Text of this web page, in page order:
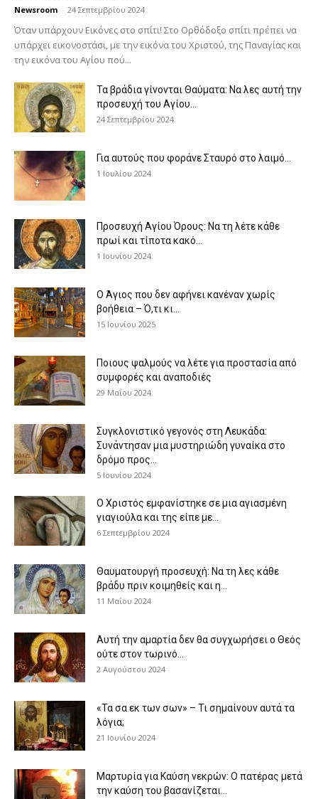
Newsroom - 24 Σεπτεμβρίου 2024
Όταν υπάρχουν Εικόνες στο σπίτι! Στο Ορθόδοξο σπίτι πρέπει να
υπάρχει εικονοστάσι, με την εικόνα του Χριστού, της Παν­αγίας και
την εικόνα του Αγίου πού...
Τα βράδια γίνονται Θαύματα: Να λες αυτή την
προσευχή του Αγίου...
24 Σεπτεμβρίου 2024
Για αυτούς που φοράνε Σταυρό στο λαιμό…
1 Ιουλίου 2024
Προσευχή Αγίου Όρους: Να τη λέτε κάθε
πρωί και τίποτα κακό...
1 Ιουνίου 2024
Ο Άγιος που δεν αφήνει κανέναν χωρίς
βοήθεια – Ό,τι κι...
15 Ιουνίου 2025
Ποιους ψαλμούς να λέτε για προστασία από
συμφορές και αναποδιές
29 Μαΐου 2024
Συγκλονιστικό γεγονός στη Λευκάδα:
Συνάντησαν μια μυστηριώδη γυναίκα στο
δρόμο προς...
5 Ιουνίου 2024
Ο Χριστός εμφανίστηκε σε μια αγιασμένη
γιαγιούλα και της είπε με...
6 Σεπτεμβρίου 2024
Θαυματουργή προσευχή: Να τη λες κάθε
βράδυ πριν κοιμηθείς και η...
11 Μαΐου 2024
Αυτή την αμαρτία δεν θα συγχωρήσει ο Θεός
ούτε στον τωρινό...
2 Αυγούστου 2024
«Τα σα εκ των σων» – Τι σημαίνουν αυτά τα
λόγια;
21 Ιουνίου 2024
Μαρτυρία για Καύση νεκρών: Ο πατέρας μετά
την καύση του βασανίζεται...